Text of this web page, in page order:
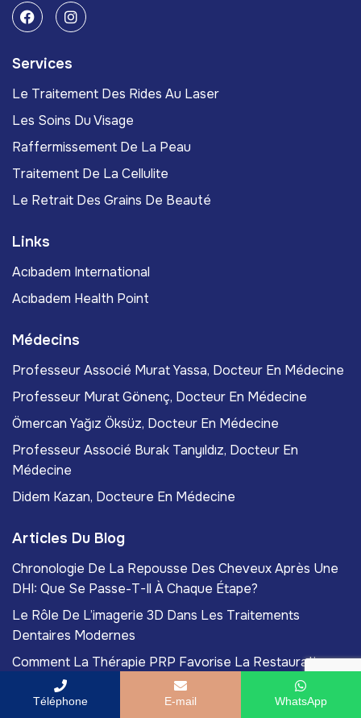
Services
Le Traitement Des Rides Au Laser
Les Soins Du Visage
Raffermissement De La Peau
Traitement De La Cellulite
Le Retrait Des Grains De Beauté
Links
Acıbadem International
Acıbadem Health Point
Médecins
Professeur Associé Murat Yassa, Docteur En Médecine
Professeur Murat Gönenç, Docteur En Médecine
Ömercan Yağız Öksüz, Docteur En Médecine
Professeur Associé Burak Tanyıldız, Docteur En
Médecine
Didem Kazan, Docteure En Médecine
Articles Du Blog
Chronologie De La Repousse Des Cheveux Après Une
DHI: Que Se Passe-T-Il À Chaque Étape?
Le Rôle De L’imagerie 3D Dans Les Traitements
Dentaires Modernes
Comment La Thérapie PRP Favorise La Restauration
Capillaire Et La Santé De La Peau
La Chirurgie De Réduction Mammaire Masculine Pour
Téléphone E-mail WhatsApp